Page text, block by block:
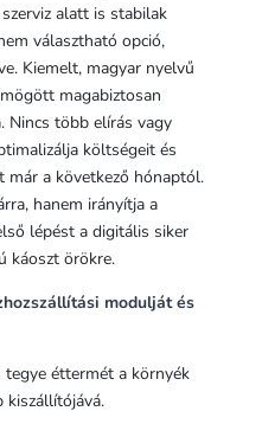
alatt is stabilak
választható opció,
Kiemelt, magyar nyelvű
magabiztosan
Nincs több elírás vagy
költségeit és
már a következő hónaptól.
hanem irányítja a
lépést a digitális siker
káoszt örökre.
modulját és
tegye éttermét a környék
kiszállítójává.